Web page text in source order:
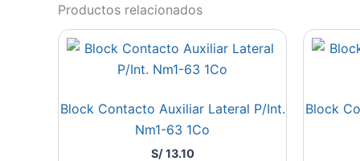
Productos relacionados
Block Contacto Auxiliar Lateral P/Int.
Nm1-63 1Co
S/13.10
Block